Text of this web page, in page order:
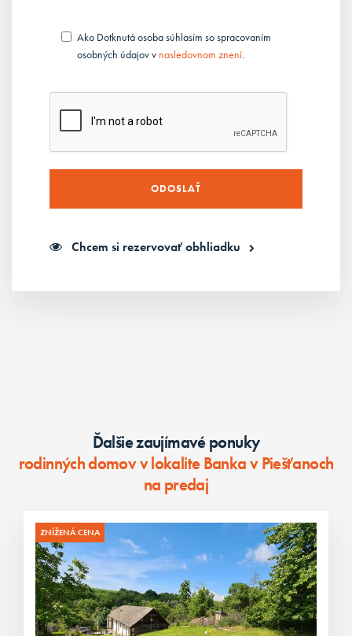
Ako Dotknutá osoba súhlasím so spracovaním
osobných údajov v nasledovnom znení.
Chcem si rezervovať obhliadku
Ďalšie zaujímavé ponuky
rodinných domov v lokalite Banka v Piešťanoch
na predaj
ZNÍŽENÁ CENA